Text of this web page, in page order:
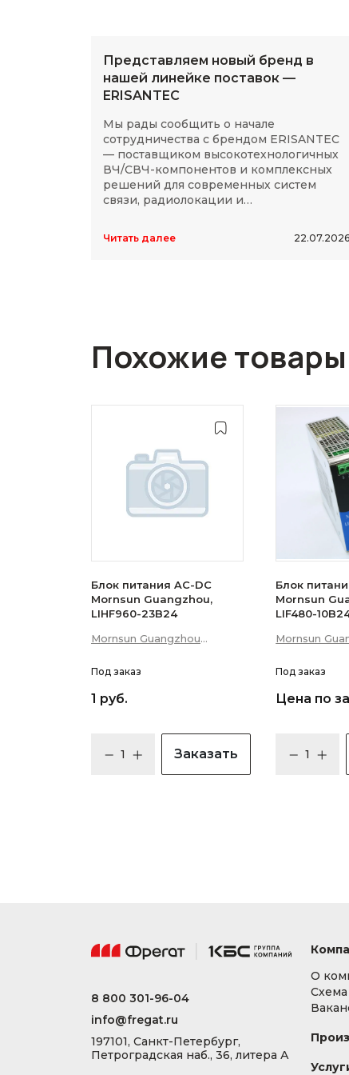
Представляем новый бренд в
нашей линейке поставок —
ERISANTEC
Мы рады сообщить о начале
сотрудничества с брендом ERISANTEC
— поставщиком высокотехнологичных
ВЧ/СВЧ-компонентов и комплексных
решений для современных систем
связи, радиолокации и
Читать далее 22.07.2026
Похожие товары
Блок питания AC-DC
Mornsun Guangzhou,
LIHF960-23B24
Mornsun Guangzhou
Co., Ltd
Под заказ
1 руб.
Заказать
Блок
Mornsun
LIF480-
Mornsun
Co., Ltd
Под заказ
Цена по
8 800 301-96-04
info@fregat.ru
197101, Санкт-Петербург,
Петроградская наб., 36, литера А
О